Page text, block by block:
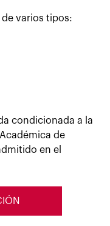
varios tipos:
condicionada a la
de
en el